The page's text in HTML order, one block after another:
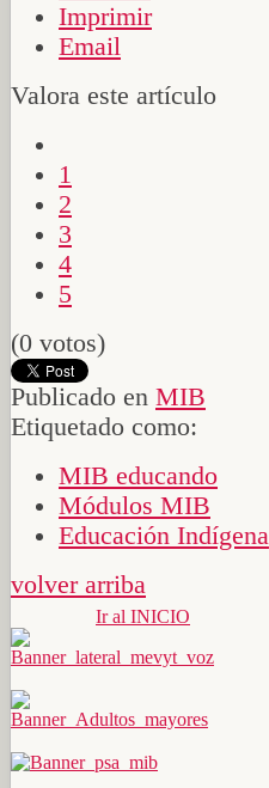
Imprimir
Email
Valora este artículo
1
2
3
4
5
(0 votos)
Publicado en MIB
Etiquetado como:
MIB educando
Módulos MIB
Educación Indígena
volver arriba
Ir al INICIO